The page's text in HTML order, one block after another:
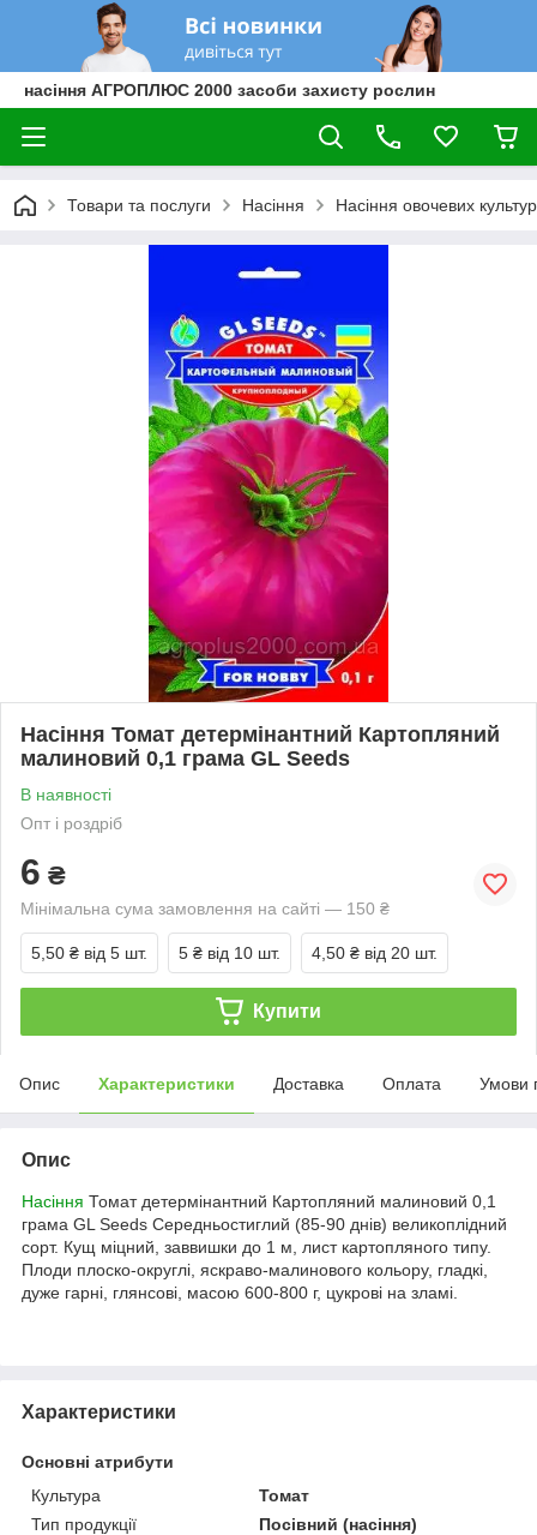
насіння АГРОПЛЮС 2000 засоби захисту рослин
Товари та послуги Насіння Насіння овочевих культур
Насіння Томат детермінантний Картопляний
малиновий 0,1 грама GL Seeds
В наявності
Опт і роздріб
6 ₴
Мінімальна сума замовлення на сайті — 150 ₴
5,50 ₴ від 5 шт. 5 ₴ від 10 шт. 4,50 ₴ від 20 шт.
Купити
Опис Характеристики Доставка Оплата Умови
Опис
Насіння Томат детермінантний Картопляний малиновий 0,1
грама GL Seeds Середньостиглий (85-90 днів) великоплідний
сорт. Кущ міцний, заввишки до 1 м, лист картопляного типу.
Плоди плоско-округлі, яскраво-малинового кольору, гладкі,
дуже гарні, глянсові, масою 600-800 г, цукрові на зламі.
Характеристики
Основні атрибути
Культура
Томат
Тип продукції
Посівний (насіння)